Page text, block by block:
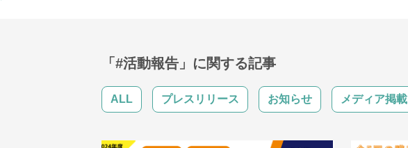
「#活動報告」に関する記事
ALL プレスリリース お知らせ メディア掲載